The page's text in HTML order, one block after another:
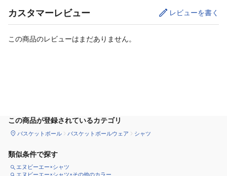
カスタマーレビュー レビューを書く
この商品のレビューはまだありません。
この商品が登録されているカテゴリ
バスケットボール バスケットボールウェア シャツ
類似条件で探す
エヌビーエー×シャツ